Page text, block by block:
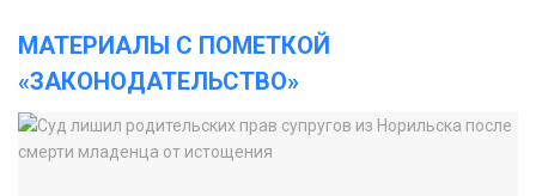
МАТЕРИАЛЫ С ПОМЕТКОЙ
«ЗАКОНОДАТЕЛЬСТВО»